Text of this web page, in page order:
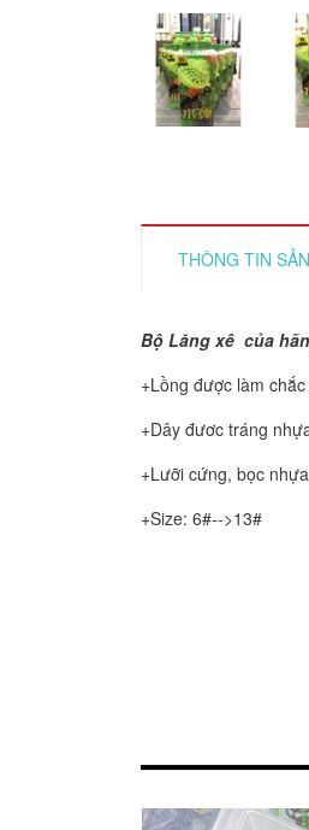
THÔNG TIN
Bộ Lăng xê của
+Lồng được làm
+Dây đươc tráng
+Lưỡi cứng, bọc
+Size: 6#-->13#